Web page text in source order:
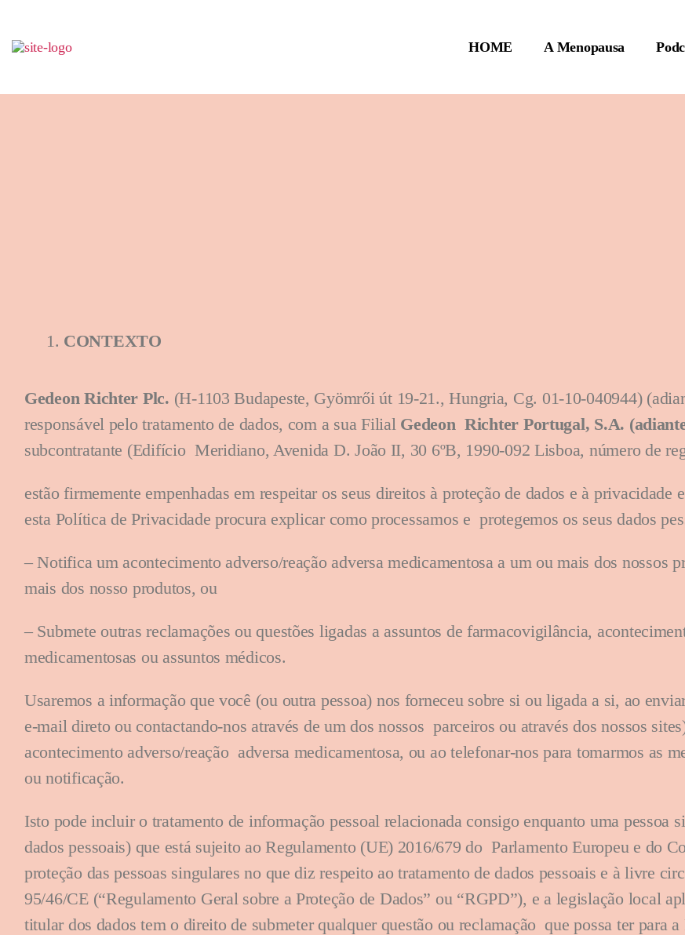
HOME A Menopausa
CONTEXTO
Gedeon Richter Plc. (H-1103 Budapeste, Gyömrői út 19-21., Hungria, Cg. 01-10-040944)
responsável pelo tratamento de dados, com a sua Filial Gedeon Richter Portugal, S.A.
subcontratante (Edifício Meridiano, Avenida D. João II, 30 6ºB, 1990-092 Lisboa, número de
estão firmemente empenhadas em respeitar os seus direitos à proteção de dados e à
esta Política de Privacidade procura explicar como processamos e protegemos os seus dados
– Notifica um acontecimento adverso/reação adversa medicamentosa a um ou mais dos
mais dos nosso produtos, ou
– Submete outras reclamações ou questões ligadas a assuntos de farmacovigilância,
medicamentosas ou assuntos médicos.
Usaremos a informação que você (ou outra pessoa) nos forneceu sobre si ou ligada a si, ao
e-mail direto ou contactando-nos através de um dos nossos parceiros ou através dos nossos
acontecimento adverso/reação adversa medicamentosa, ou ao telefonar-nos para tomarmos as
ou notificação.
Isto pode incluir o tratamento de informação pessoal relacionada consigo enquanto uma
dados pessoais) que está sujeito ao Regulamento (UE) 2016/679 do Parlamento Europeu e do
proteção das pessoas singulares no que diz respeito ao tratamento de dados pessoais e à livre
95/46/CE (“Regulamento Geral sobre a Proteção de Dados” ou “RGPD”), e a legislação local
titular dos dados tem o direito de submeter qualquer questão ou reclamação que possa ter para